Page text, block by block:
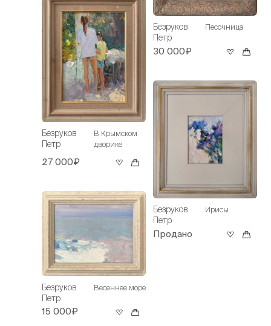
Безруков
Петр
В Крымском
дворике
27 000₽
Безруков
Петр
Весеннее море
15 000₽
Безруков
Петр
Песочница
30 000₽
Безруков
Петр
Ирисы
Продано